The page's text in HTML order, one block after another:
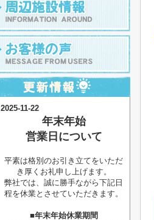
2025-11-22
年末年始
営業日について
平素は格別のお引き立てをいただ
き厚くお礼申し上げます。
弊社では、誠に勝手ながら下記日
程を休業とさせていただきます。
■年末年始休業期間